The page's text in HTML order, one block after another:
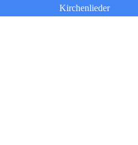
Kirchenlieder